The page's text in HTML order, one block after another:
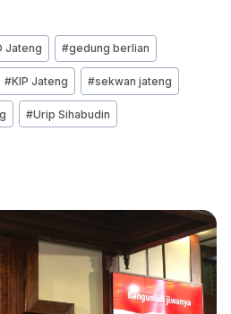
e
gr
a
m
ai
l
ar
e
Jateng #gedung berlian
#KIP Jateng #sekwan jateng
#Urip Sihabudin